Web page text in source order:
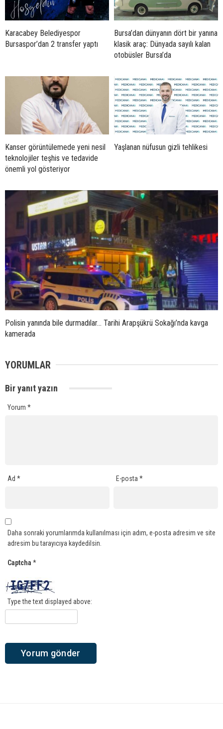
Karacabey Belediyespor
Bursaspor’dan 2 transfer yaptı
Bursa’dan dünyanın dört bir yanına
klasik araç: Dünyada sayılı kalan
otobüsler Bursa’da
Kanser görüntülemede yeni nesil
teknolojiler teşhis ve tedavide
önemli yol gösteriyor
Yaşlanan nüfusun gizli tehlikesi
Polisin yanında bile durmadılar… Tarihi Arapşükrü Sokağı’nda kavga
kamerada
YORUMLAR
Bir yanıt yazın
Yorum *
Ad * E-posta*
Daha sonraki yorumlarımda kullanılması için adım, e-posta adresim ve site
adresim bu tarayıcıya kaydedilsin.
Captcha *
Type the text displayed above: